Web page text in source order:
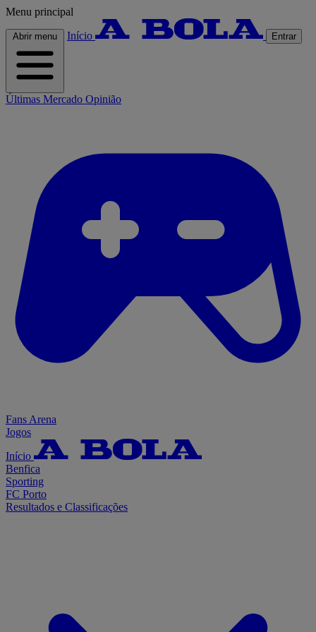
Menu principal
Abrir menu Início Entrar
Últimas Mercado Opinião
Fans Arena
Jogos
Início
Benfica
Sporting
FC Porto
Resultados e Classificações